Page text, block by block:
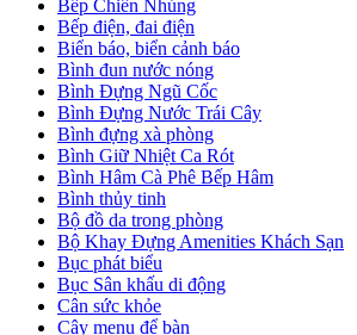
Bếp Chiên Nhúng
Bếp điện, đai điện
Biển báo, biển cảnh báo
Bình đun nước nóng
Bình Đựng Ngũ Cốc
Bình Đựng Nước Trái Cây
Bình đựng xà phòng
Bình Giữ Nhiệt Ca Rót
Bình Hâm Cà Phê Bếp Hâm
Bình thủy tinh
Bộ đồ da trong phòng
Bộ Khay Đựng Amenities Khách Sạn
Bục phát biểu
Bục Sân khấu di động
Cân sức khỏe
Cây menu để bàn